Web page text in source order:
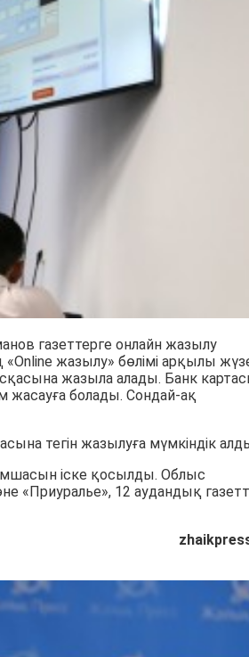
газеттерге онлайн жазылу
жазылу» бөлімі арқылы
жазыла алады. Банк
жасауға болады. Сондай-ақ
тегін жазылуға мүмкіндік
іске қосылды. Облыс
«Приуралье», 12 аудандық